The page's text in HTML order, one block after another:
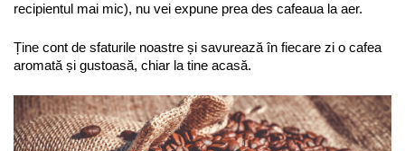
recipientul mai mic), nu vei expune prea des cafeaua la aer.
Ține cont de sfaturile noastre și savurează în fiecare zi o cafea
aromată și gustoasă, chiar la tine acasă.